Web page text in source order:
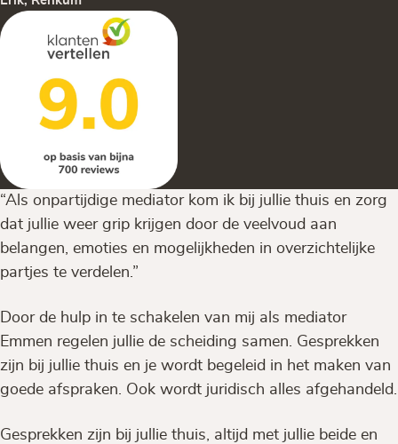
“Als onpartijdige mediator kom ik bij jullie thuis en zorg
dat jullie weer grip krijgen door de veelvoud aan
belangen, emoties en mogelijkheden in overzichtelijke
partjes te verdelen.”
Door de hulp in te schakelen van mij als mediator
Emmen regelen jullie de scheiding samen. Gesprekken
zijn bij jullie thuis en je wordt begeleid in het maken van
goede afspraken. Ook wordt juridisch alles afgehandeld.
Gesprekken zijn bij jullie thuis, altijd met jullie beide en